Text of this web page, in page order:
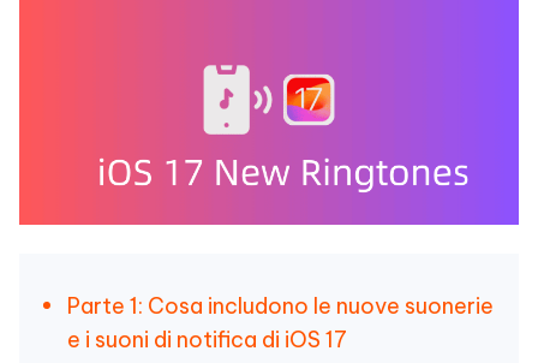
Parte 1: Cosa includono le nuove suonerie
e i suoni di notifica di iOS 17